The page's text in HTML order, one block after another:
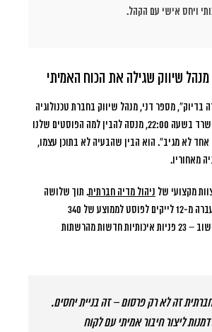
ויחס אישי עם הקהל.
שיווק שגילה את הכוח האמיתי
בדיוק”, מספר דני, מנהל שיווק בחברת טכנולוגיה
בתל אביב. “ישבתי במשרד בשעה 22:00, מנסה להבין למה הפוסטים שלנו
ואף אחד לא מגיב”. הוא הבין שהבעיה לא בתוכן עצמו,
מאחוריו.
מקצועי של ניהול מדיה חברתית. תוך שלושה
חודשים, החברה שלו עברה מ-12 לייקים לפוסט לממוצע של 340
אינטראקציות, ויותר חשוב – 23 פניות איכותיות חדשות מהרשתות
זה לא רק פרסום – זה בניית יחסים.
ליצור חיבור אמיתי עם לקוח